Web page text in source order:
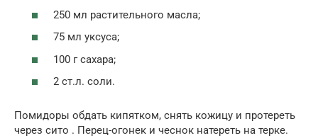
250 мл растительного масла;
75 мл уксуса;
100 г сахара;
2 ст.л. соли.
Помидоры обдать кипятком, снять кожицу и протереть
через сито . Перец-огонек и чеснок натереть на терке.